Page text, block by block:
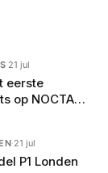
·21 jul
eerste
op NOCTA
·21 jul
P1 Londen